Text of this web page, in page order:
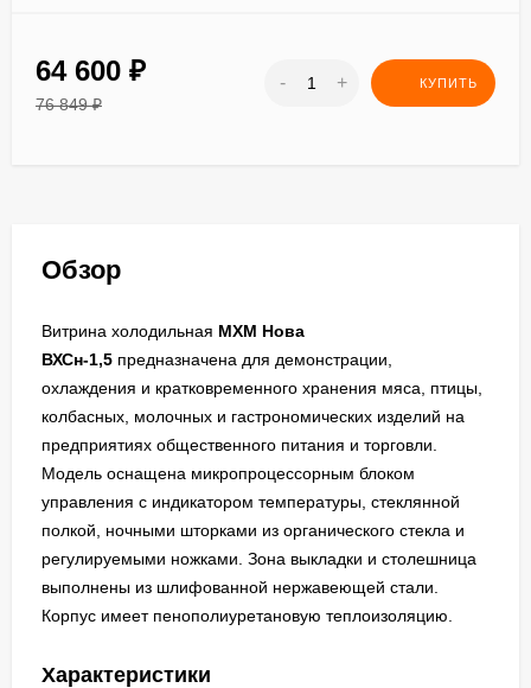
64 600 ₽
76 849₽
- + КУПИТЬ
Обзор
Витрина холодильная МХМ Нова
ВХСн-1,5 предназначена для демонстрации,
охлаждения и кратковременного хранения мяса, птицы,
колбасных, молочных и гастрономических изделий на
предприятиях общественного питания и торговли.
Модель оснащена микропроцессорным блоком
управления с индикатором температуры, стеклянной
полкой, ночными шторками из органического стекла и
регулируемыми ножками. Зона выкладки и столешница
выполнены из шлифованной нержавеющей стали.
Корпус имеет пенополиуретановую теплоизоляцию.
Характеристики